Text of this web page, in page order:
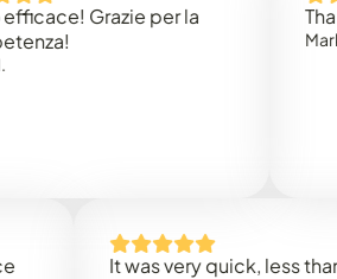
Grazie per la
Thank
Mark N.
It was very quick, less than